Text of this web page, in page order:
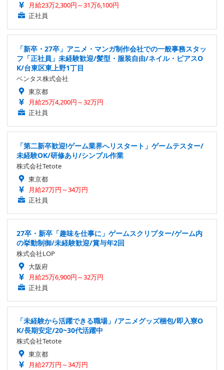
月給23万2,300円～31万6,100円
正社員
「新卒・27卒」アニメ・マンガ制作会社での一般事務スタッ
フ「正社員」未経験歓迎/髪型・服装自由/ネイル・ピアスO
K/台東区東上野1丁目
ベンタス株式会社
東京都
月給25万4,200円～32万円
正社員
「第二新卒歓迎!ゲーム業界へリスタート」ゲームテスター/
未経験OK/研修あり/シンプル作業
株式会社Tetote
東京都
月給27万円～34万円
正社員
27卒・新卒「趣味を仕事に」ゲームスクリプター/ゲーム内
の挙動制御/未経験歓迎/賞与年2回
株式会社LOP
大阪府
月給25万6,900円～32万円
正社員
「未経験から活躍できる職場」/アニメグッズ梱包/即入寮O
K/長期安定/20~30代活躍中
株式会社Tetote
東京都
月給27万円～34万円